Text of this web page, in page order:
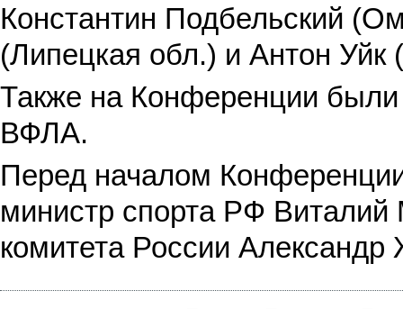
Константин Подбельский
(Липецкая обл.) и Антон Уйк
Также на Конференции
ВФЛА.
Перед началом
министр спорта РФ Виталий
комитета России Александр